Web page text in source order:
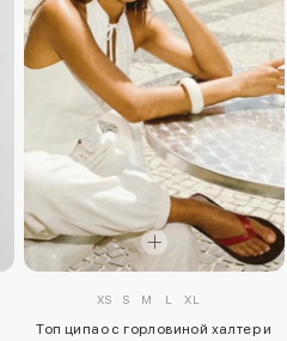
XS S M L XL
Топ ципао с горловиной халтер и